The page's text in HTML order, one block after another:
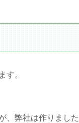
す。
、弊社は作りました